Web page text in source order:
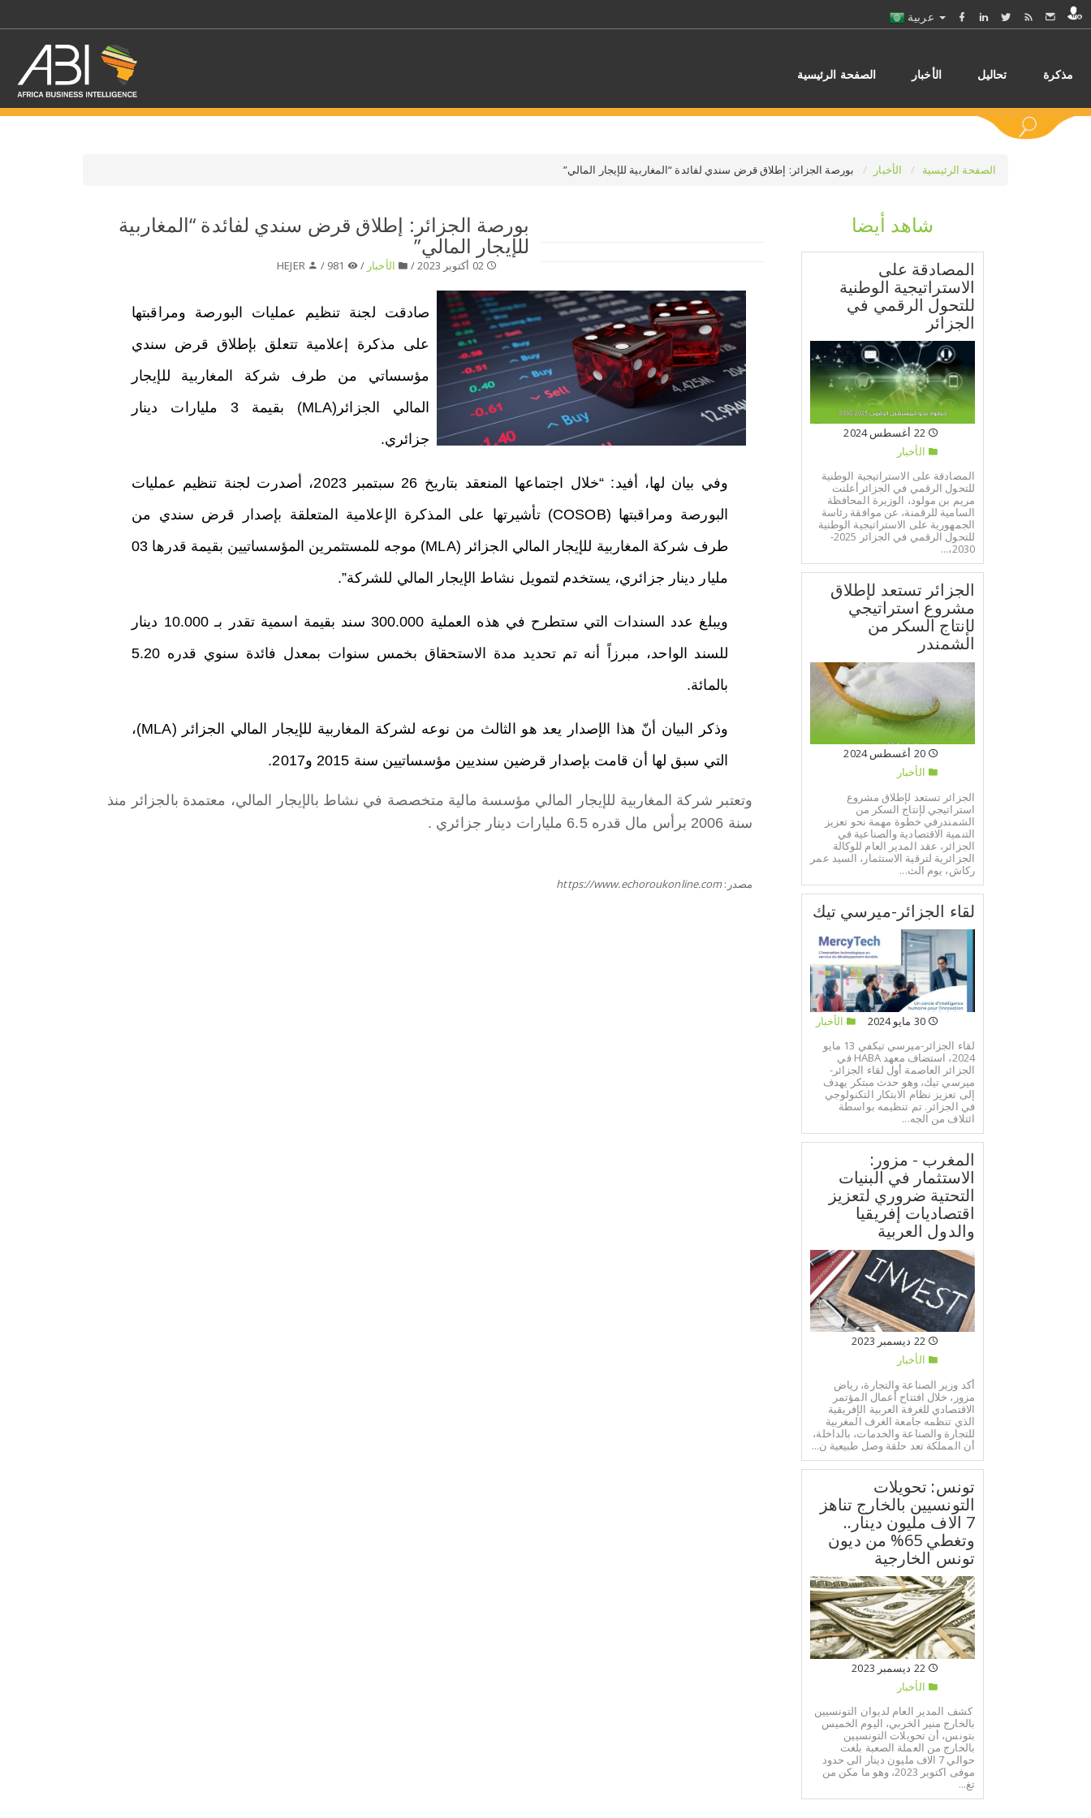
الصفحة الرئيسية الأخبار تحاليل مذكرة
حدد الفئة
الصفحة الرئيسية الأخبار بورصة الجزائر: إطلاق قرض سندي لفائدة “المغاربية للإيجار المالي”
بورصة الجزائر: إطلاق قرض سندي لفائدة “المغاربية
للإيجار المالي”
الأخبار /
صادقت لجنة تنظيم عمليات البورصة ومراقبتها
على مذكرة إعلامية تتعلق بإطلاق قرض سندي
مؤسساتي من طرف شركة المغاربية للإيجار
المالي الجزائر(MLA) بقيمة 3 مليارات دينار
جزائري.
وفي بيان لها، أفيد: “خلال اجتماعها المنعقد بتاريخ 26 سبتمبر 2023، أصدرت لجنة تنظيم عمليات
البورصة ومراقبتها (COSOB) تأشيرتها على المذكرة الإعلامية المتعلقة بإصدار قرض سندي من
طرف شركة المغاربية للإيجار المالي الجزائر (MLA) موجه للمستثمرين المؤسساتيين بقيمة قدرها 03
مليار دينار جزائري، يستخدم لتمويل نشاط الإيجار المالي للشركة”.
ويبلغ عدد السندات التي ستطرح في هذه العملية 300.000 سند بقيمة اسمية تقدر بـ 10.000 دينار
للسند الواحد، مبرزاً أنه تم تحديد مدة الاستحقاق بخمس سنوات بمعدل فائدة سنوي قدره 5.20
بالمائة.
وذكر البيان أنّ هذا الإصدار يعد هو الثالث من نوعه لشركة المغاربية للإيجار المالي الجزائر (MLA)،
التي سبق لها أن قامت بإصدار قرضين سنديين مؤسساتيين سنة 2015 و2017.
وتعتبر شركة المغاربية للإيجار المالي مؤسسة مالية متخصصة في نشاط بالإيجار المالي، معتمدة بالجزائر منذ
سنة 2006 برأس مال قدره 6.5 مليارات دينار جزائري .
مصدر:https://www.echoroukonline.com
شاهد أيضا
المصادقة على
الاستراتيجية الوطنية
للتحول الرقمي في
الجزائر
22 أغسطس 2024
الأخبار
المصادقة على الاستراتيجية الوطنية
للتحول الرقمي في الجزائرأعلنت
مريم بن مولود، الوزيرة المحافظة
السامية للرقمنة، عن موافقة رئاسة
الجمهورية على الاستراتيجية الوطنية
للتحول الرقمي في الجزائر 2025-
2030،...
الجزائر تستعد لإطلاق
مشروع استراتيجي
لإنتاج السكر من
الشمندر
20 أغسطس 2024
الأخبار
الجزائر تستعد لإطلاق مشروع
استراتيجي لإنتاج السكر من
الشمندرفي خطوة مهمة نحو تعزيز
التنمية الاقتصادية والصناعية في
الجزائر، عقد المدير العام للوكالة
الجزائرية لترقية الاستثمار، السيد عمر
ركاش، يوم الث...
لقاء الجزائر-ميرسي تيك
30 مايو 2024
الأخبار
لقاء الجزائر-ميرسي تيكفي 13 مايو
2024، استضاف معهد HABA في
الجزائر العاصمة أول لقاء الجزائر-
ميرسي تيك، وهو حدث مبتكر يهدف
إلى تعزيز نظام الابتكار التكنولوجي
في الجزائر. تم تنظيمه بواسطة
ائتلاف من الجه...
المغرب - مزور:
الاستثمار في البنيات
التحتية ضروري لتعزيز
اقتصاديات إفريقيا
والدول العربية
22 ديسمبر 2023
الأخبار
أكد وزير الصناعة والتجارة، رياض
مزور، خلال افتتاح أعمال المؤتمر
الاقتصادي للغرفة العربية الإفريقية
الذي تنظمه جامعة الغرف المغربية
للتجارة والصناعة والخدمات، بالداخلة،
أن المملكة تعد حلقة وصل طبيعية ن...
تونس: تحويلات
التونسيين بالخارج تناهز
7 الاف مليون دينار..
وتغطي 65% من ديون
تونس الخارجية
22 ديسمبر 2023
الأخبار
كشف المدير العام لديوان التونسيين
بالخارج منير الخربي، اليوم الخميس
بتونس، أن تحويلات التونسيين
بالخارج من العملة الصعبة بلغت
حوالي 7 الاف مليون دينار الى حدود
موفى اكتوبر 2023، وهو ما مكن من
تغ...